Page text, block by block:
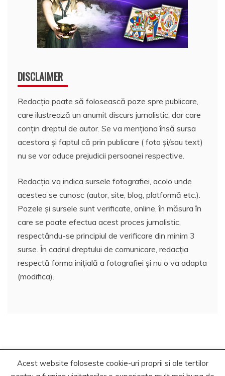
DISCLAIMER
Redacția poate să folosească poze spre publicare,
care ilustrează un anumit discurs jurnalistic, dar care
conțin dreptul de autor. Se va menționa însă sursa
acestora și faptul că prin publicare ( foto și/sau text)
nu se vor aduce prejudicii persoanei respective.
Redacția va indica sursele fotografiei, acolo unde
acestea se cunosc (autor, site, blog, platformă etc.).
Pozele și sursele sunt verificate, online, în măsura în
care se poate efectua acest proces jurnalistic,
respectându-se principiul de verificare din minim 3
surse. În cadrul dreptului de comunicare, redacția
respectă forma inițială a fotografiei și nu o va adapta
(modifica).
Copyrights. © 2020-2023 Segra Media
Acest website foloseste cookie-uri proprii si ale tertilor